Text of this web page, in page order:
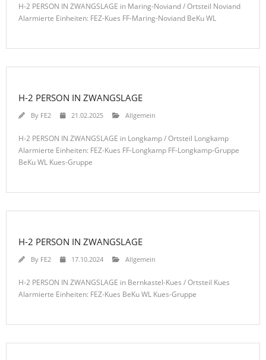
H-2 PERSON IN ZWANGSLAGE in Maring-Noviand / Ortsteil Noviand
Alarmierte Einheiten: FEZ-Kues FF-Maring-Noviand BeKu WL
H-2 PERSON IN ZWANGSLAGE
By FE2 21.02.2025 Allgemein
H-2 PERSON IN ZWANGSLAGE in Longkamp / Ortsteil Longkamp
Alarmierte Einheiten: FEZ-Kues FF-Longkamp FF-Longkamp-Gruppe
BeKu WL Kues-Gruppe
H-2 PERSON IN ZWANGSLAGE
By FE2 17.10.2024 Allgemein
H-2 PERSON IN ZWANGSLAGE in Bernkastel-Kues / Ortsteil Kues
Alarmierte Einheiten: FEZ-Kues BeKu WL Kues-Gruppe